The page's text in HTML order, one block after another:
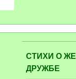
СТИХИ О
ДРУЖБЕ